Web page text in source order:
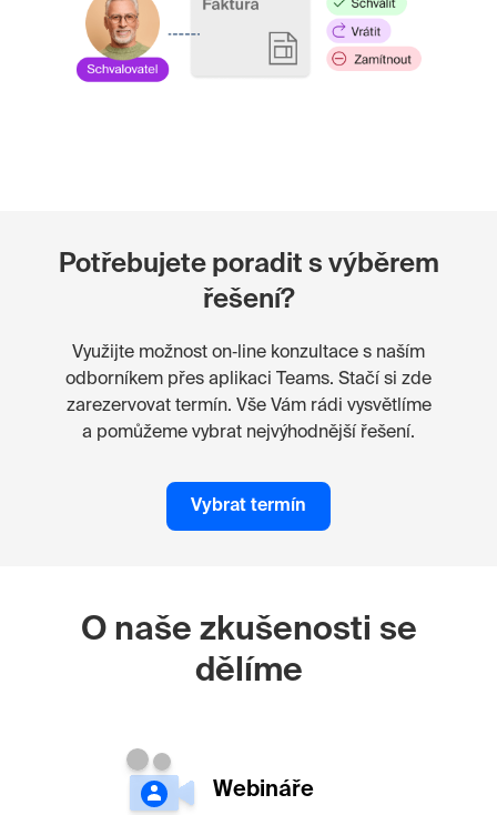
Potřebujete poradit s výběrem
řešení?
Využijte možnost on‑line konzultace s naším
odborníkem přes aplikaci Teams. Stačí si zde
zarezervovat termín. Vše Vám rádi vysvětlíme
a pomůžeme vybrat nejvýhodnější řešení.
Vybrat termín
O naše zkušenosti se
dělíme
Webináře